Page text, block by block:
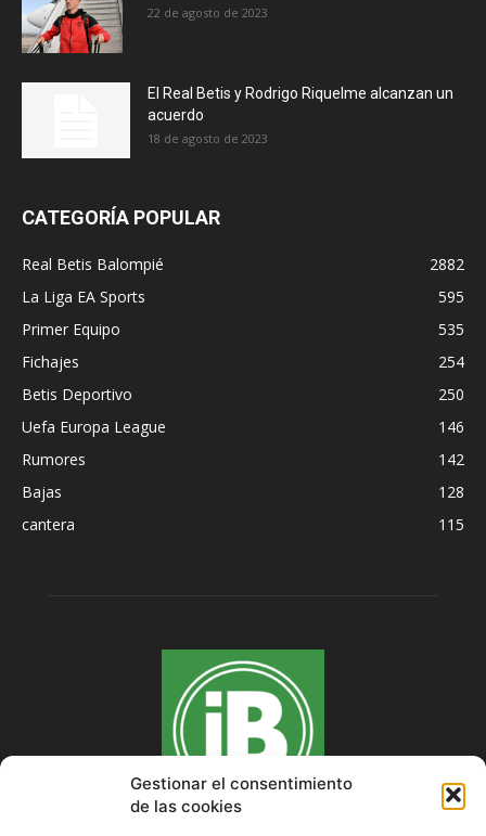
Gestionar el consentimiento
de las cookies
22 de agosto de 2023
El Real Betis y Rodrigo Riquelme alcanzan un
acuerdo
18 de agosto de 2023
CATEGORÍA POPULAR
Real Betis Balompié
2882
La Liga EA Sports
595
Primer Equipo
535
Fichajes
254
Betis Deportivo
250
Uefa Europa League
146
Rumores
142
Bajas
128
cantera
115